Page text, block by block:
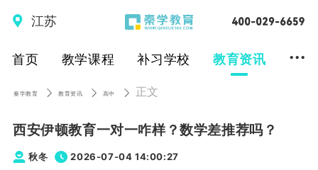
江苏
首页 教学课程 补习学校 教育资讯 ...
秦学教育 教育资讯 高中 正文
西安伊顿教育一对一咋样？数学差推荐吗？
秋冬 2026-07-04 14:00:27